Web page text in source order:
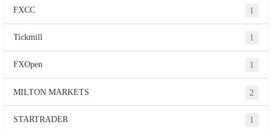
FXCC 1
Tickmill 1
FXOpen 1
MILTON MARKETS 2
STARTRADER 1